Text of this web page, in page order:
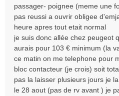
passager- poignee (meme une
pas reussi a ouvrir obligee
heure apres tout etait normal
je suis donc allée chez peugeot
aurais pour 103 € minimum (la
ce matin on me telephone pour
bloc contacteur (je crois) soit
pas la laisser plusieurs jours je
le 28 aout (pas de rv avant ) je